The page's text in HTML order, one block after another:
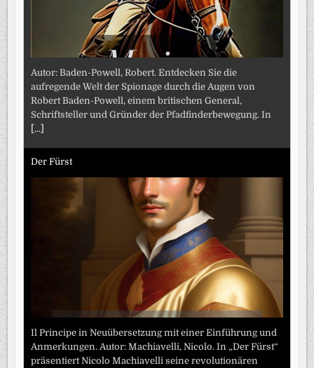
Autor: Baden-Powell, Robert. Entdecken Sie die
aufregende Welt der Spionage durch die Augen von
Robert Baden-Powell, einem britischen General,
Schriftsteller und Gründer der Pfadfinderbewegung. In
[...]
Der Fürst
Il Principe in Neuübersetzung mit einer Einführung und
Anmerkungen. Autor: Machiavelli, Nicolo. In „Der Fürst“
präsentiert Nicolo Machiavelli seine revolutionären